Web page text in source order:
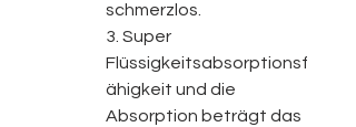
schmerzlos.
3. Super
Flüssigkeitsabsorptionsf
ähigkeit und die
Absorption beträgt das